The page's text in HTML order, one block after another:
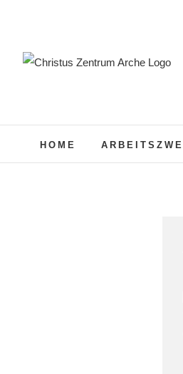
springen
HOME